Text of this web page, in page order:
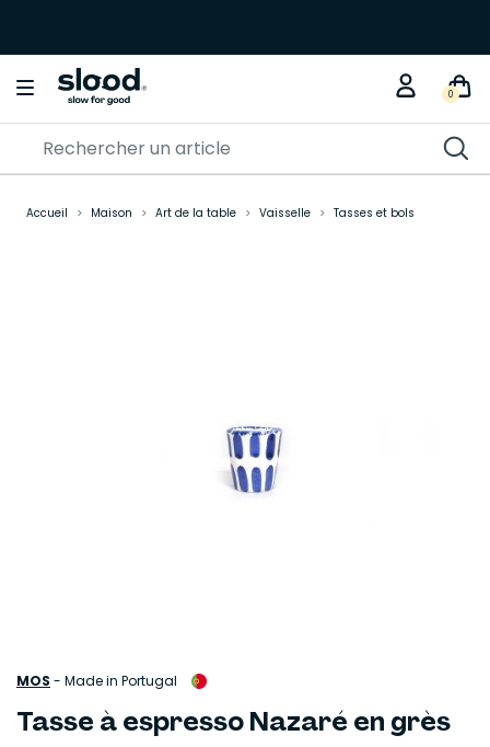
0
Accueil Maison Art de la table Vaisselle Tasses et bols
MOS - Made in Portugal
Tasse à espresso Nazaré en grès